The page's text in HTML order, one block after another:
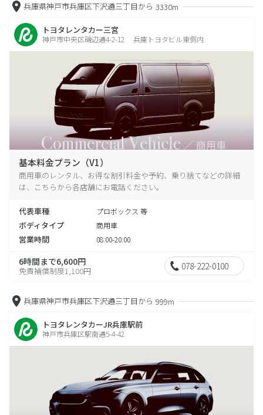
兵庫県神戸市兵庫区下沢通三丁目から 3330m
トヨタレンタカー三宮
神戸市中央区磯辺通4-2-12 兵庫トヨタビル東側内
基本料金プラン（V1）
商用車のレンタル、お得な割引料金や予約、乗り捨てなどの詳細
は、こちらから各店舗にお電話ください。
代表車種 プロボックス 等
ボディタイプ 商用車
営業時間 08:00-20:00
6時間まで6,600円
免責補償制度1,100円 078-222-0100
兵庫県神戸市兵庫区下沢通三丁目から 999m
トヨタレンタカーJR兵庫駅前
神戸市兵庫区駅南通5-4-42